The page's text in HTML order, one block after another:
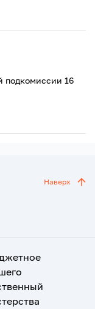
подкомиссии 16
Наверх